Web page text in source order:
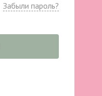
Забыли пароль?